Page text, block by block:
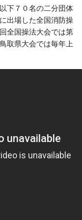
下７０名の二分団体
出場した全国消防操
全国操法大会では第
取県大会では毎年上